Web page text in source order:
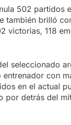
502 partidos
también brilló
victorias, 118
seleccionado
entrenador con
en el actual
por detrás del